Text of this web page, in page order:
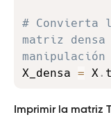
# Convierta
matriz
X_densa = X.
Imprimir la matriz